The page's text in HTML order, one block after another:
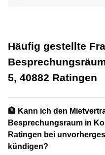
Häufig gestellte
5, 40882 Ratingen
🏦 Kann ich den
Besprechungsraum in
Ratingen bei
kündigen?